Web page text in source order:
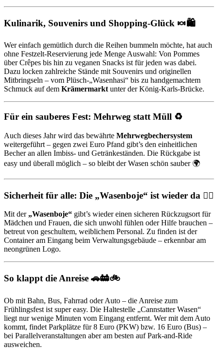
Kulinarik, Souvenirs und Shopping-Glück 🍬🛍️
Wer einfach gemütlich durch die Reihen bummeln möchte, hat auch
ohne Festzelt-Reservierung jede Menge Auswahl: Von Pommes
über Crêpes bis hin zu veganen Snacks ist für jeden was dabei.
Dazu locken zahlreiche Stände mit Souvenirs und originellen
Mitbringseln – vom Plüsch-„Wasenhasi“ bis zu handgemachtem
Schmuck auf dem Krämermarktunter der König-Karls-Brücke.
Für ein sauberes Fest: Mehrweg statt Müll ♻️
Auch dieses Jahr wird das bewährte Mehrwegbechersystem
weitergeführt – gegen zwei Euro Pfand gibt’s den einheitlichen
Becher an allen Imbiss- und Getränkeständen. Die Rückgabe ist
easy und überall möglich – so bleibt der Wasen schön sauber 🌍
Sicherheit für alle: Die „Wasenboje“ ist wieder da 👮‍♀️
Mit der „Wasenboje“ gibt’s wieder einen sicheren Rückzugsort für
Mädchen und Frauen, die sich unwohl fühlen oder Hilfe brauchen –
betreut von geschultem, weiblichem Personal. Zu finden ist der
Container am Eingang beim Verwaltungsgebäude – erkennbar am
neongrünen Logo.
So klappt die Anreise 🚗🚋🚲
Ob mit Bahn, Bus, Fahrrad oder Auto – die Anreise zum
Frühlingsfest ist super easy. Die Haltestelle „Cannstatter Wasen“
liegt nur wenige Minuten vom Eingang entfernt. Wer mit dem Auto
kommt, findet Parkplätze für 8 Euro (PKW) bzw. 16 Euro (Bus) –
bei Parallelveranstaltungen aber am besten auf Park-and-Ride
ausweichen.